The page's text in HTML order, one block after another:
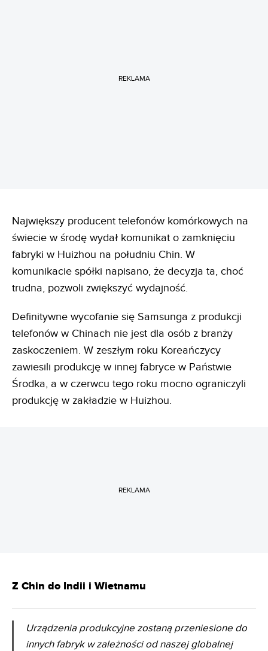
REKLAMA
Największy producent telefonów komórkowych na
świecie w środę wydał komunikat o zamknięciu
fabryki w Huizhou na południu Chin. W
komunikacie spółki napisano, że decyzja ta, choć
trudna, pozwoli zwiększyć wydajność.
Definitywne wycofanie się Samsunga z produkcji
telefonów w Chinach nie jest dla osób z branży
zaskoczeniem. W zeszłym roku Koreańczycy
zawiesili produkcję w innej fabryce w Państwie
Środka, a w czerwcu tego roku mocno ograniczyli
produkcję w zakładzie w Huizhou.
REKLAMA
Z Chin do Indii i Wietnamu
Urządzenia produkcyjne zostaną przeniesione do
innych fabryk w zależności od naszej globalnej